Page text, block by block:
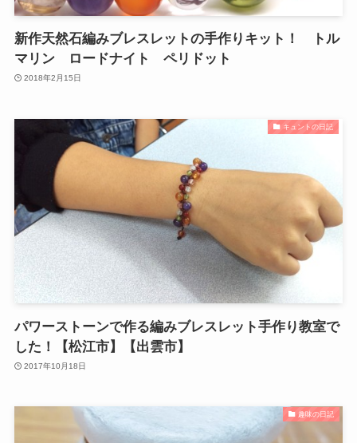
新作天然石編みブレスレットの手作りキット！ トル
マリン ロードナイト ペリドット
2018年2月15日
キュントの日記
パワーストーンで作る編みブレスレット手作り教室で
した！【松江市】【出雲市】
2017年10月18日
趣味の日記